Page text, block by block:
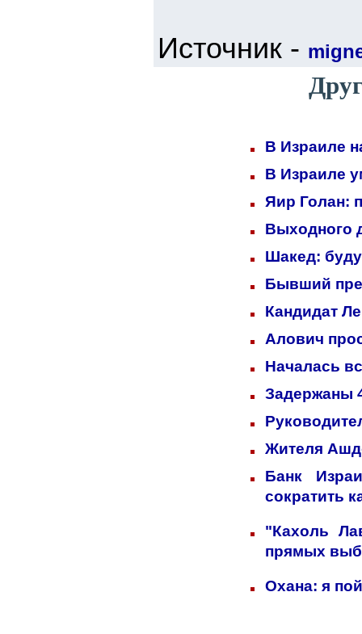
Источник -
В Израиле
В Израиле
Яир Голан:
Выходного
Шакед:
Бывший
Кандидат
Алович
Началась
Задержаны
Жителя
Банк
сократить
"Кахоль
прямых
Охана: я